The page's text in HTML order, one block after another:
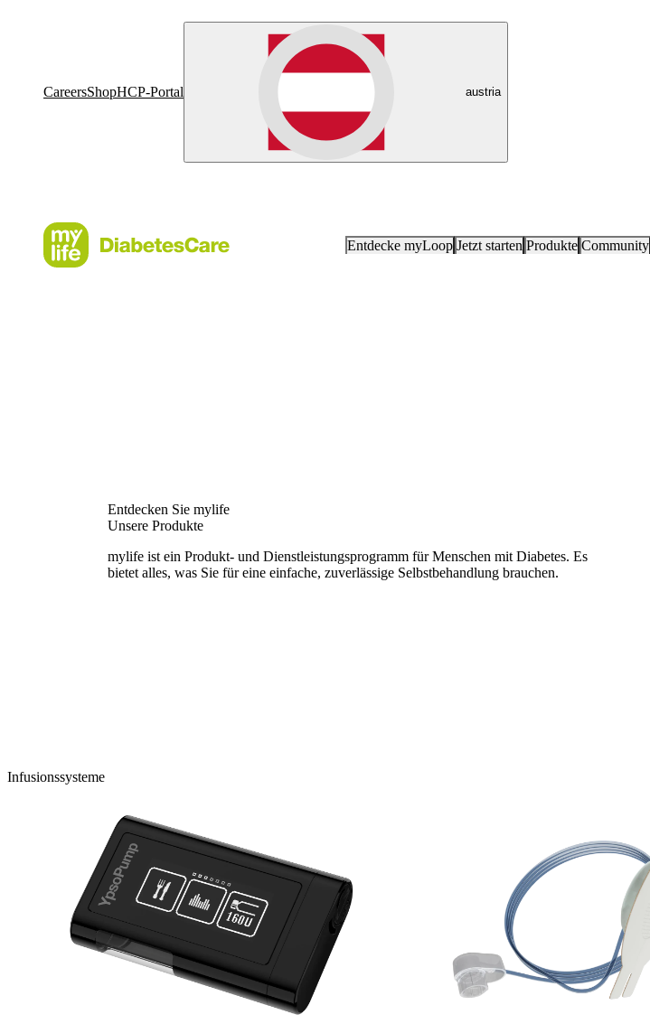
CareersShopHCP-Portal austria
Entdecke myLoop Jetzt starten Produkte Community
Entdecken Sie mylife
Unsere Produkte
mylife ist ein Produkt- und Dienstleistungsprogramm für Menschen mit Diabetes. Es
bietet alles, was Sie für eine einfache, zuverlässige Selbstbehandlung brauchen.
Infusionssysteme